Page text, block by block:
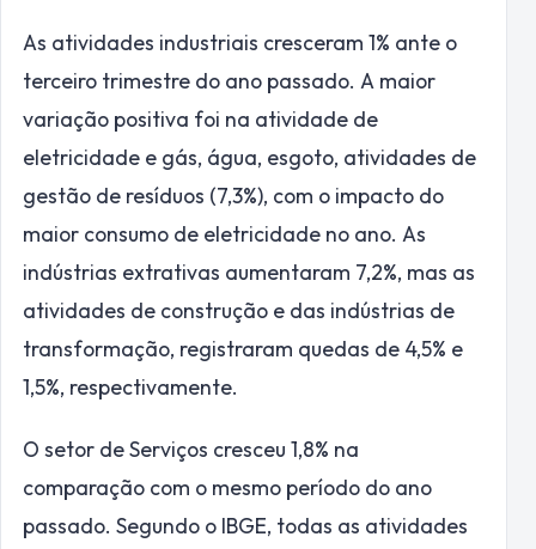
As atividades industriais cresceram 1% ante o
terceiro trimestre do ano passado. A maior
variação positiva foi na atividade de
eletricidade e gás, água, esgoto, atividades de
gestão de resíduos (7,3%), com o impacto do
maior consumo de eletricidade no ano. As
indústrias extrativas aumentaram 7,2%, mas as
atividades de construção e das indústrias de
transformação, registraram quedas de 4,5% e
1,5%, respectivamente.
O setor de Serviços cresceu 1,8% na
comparação com o mesmo período do ano
passado. Segundo o IBGE, todas as atividades